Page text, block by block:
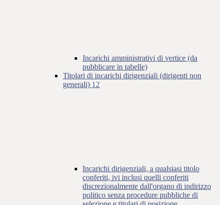
Incarichi amministrativi di vertice (da
pubblicare in tabelle)
Titolari di incarichi dirigenziali (dirigenti non
generali) 12
Incarichi dirigenziali, a qualsiasi titolo
conferiti, ivi inclusi quelli conferiti
discrezionalmente dall'organo di indirizzo
politico senza procedure pubbliche di